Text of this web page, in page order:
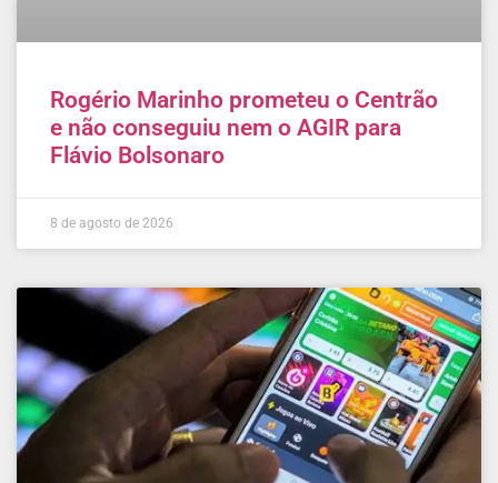
Rogério Marinho prometeu o Centrão
e não conseguiu nem o AGIR para
Flávio Bolsonaro
8 de agosto de 2026